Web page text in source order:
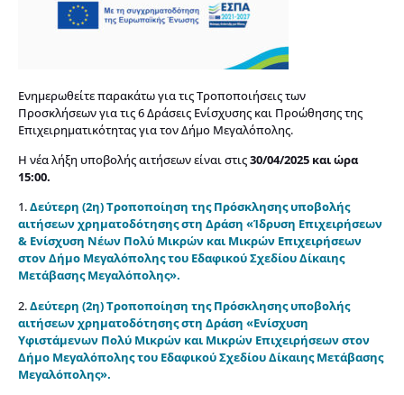
Ενημερωθείτε παρακάτω για τις Τροποποιήσεις των
Προσκλήσεων για τις 6 Δράσεις Ενίσχυσης και Προώθησης της
Επιχειρηματικότητας για τον Δήμο Μεγαλόπολης.
Η νέα λήξη υποβολής αιτήσεων είναι στις30/04/2025 και ώρα
15:00.
1.Δεύτερη (2η) Τροποποίηση της Πρόσκλησης υποβολής
αιτήσεων χρηματοδότησης στη Δράση «Ίδρυση Επιχειρήσεων
& Ενίσχυση Νέων Πολύ Μικρών και Μικρών Επιχειρήσεων
στον Δήμο Μεγαλόπολης του Εδαφικού Σχεδίου Δίκαιης
Μετάβασης Μεγαλόπολης».
2.Δεύτερη (2η) Τροποποίηση της Πρόσκλησης υποβολής
αιτήσεων χρηματοδότησης στη Δράση «Ενίσχυση
Υφιστάμενων Πολύ Μικρών και Μικρών Επιχειρήσεων στον
Δήμο Μεγαλόπολης του Εδαφικού Σχεδίου Δίκαιης Μετάβασης
Μεγαλόπολης».